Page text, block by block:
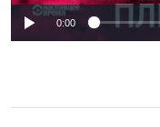
0:00